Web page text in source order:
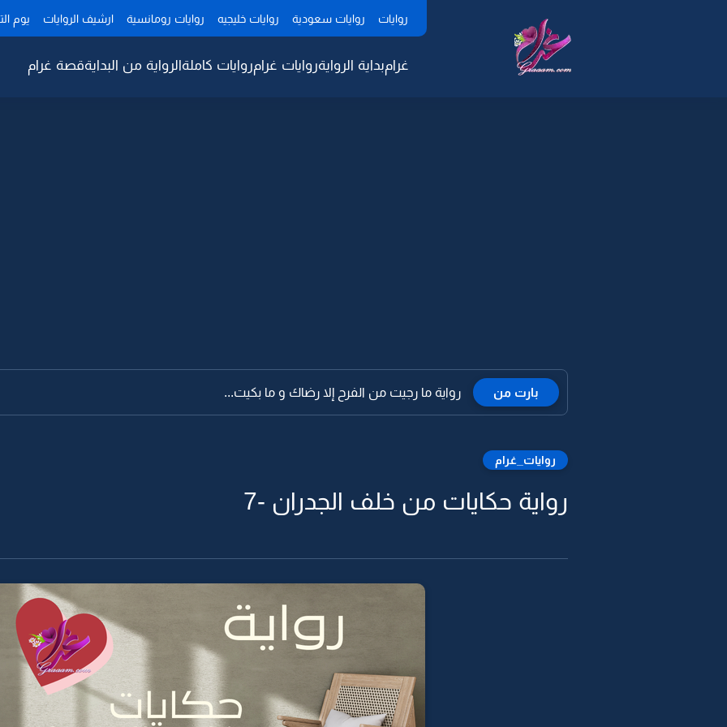
روايات روايات سعودية روايات خليجيه روايات رومانسية ارشيف الروايات يوم
غرامبداية الروايةروايات غرامروايات كاملةالرواية من البدايةقصة غرام
بارت من رواية ما رجيت من الفرح إلا رضاك و ما بكيت...
روايات_غرام
رواية حكايات من خلف الجدران -7